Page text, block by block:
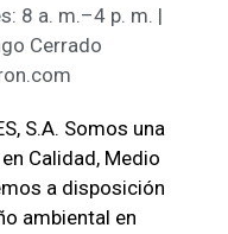
8 a. m.–4 p. m. |
Cerrado
S.A. Somos una
Calidad, Medio
a disposición
ambiental en